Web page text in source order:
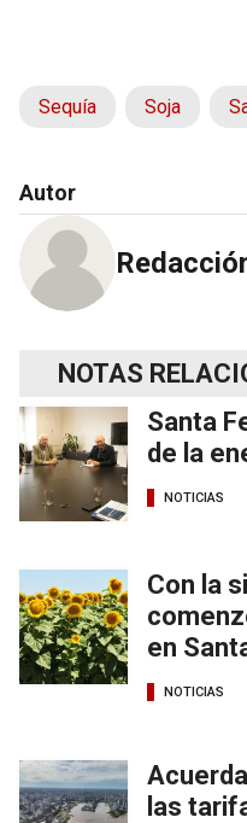
Sequía Soja
Autor
NOTAS
Santa
de la
NOTICIAS
Con la
en
NOTICIAS
las